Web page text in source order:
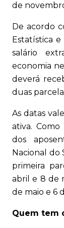
de
De acordo
Estatística e
salário
economia
deverá
duas
As datas
ativa.
dos
Nacional do
primeira
abril e 8 de
de maio e 6
Quem tem